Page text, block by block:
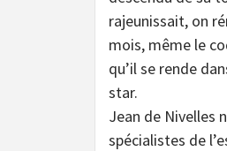
rajeunissait, on
mois, même le
qu’il se rende
star.
Jean de Nivelles
spécialistes de